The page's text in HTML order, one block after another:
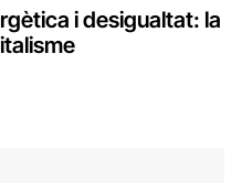
i desigualtat: la